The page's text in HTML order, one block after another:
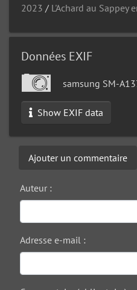
2023 / L'Achard au Sappey
Données EXIF
samsung SM-
Show EXIF data
Ajouter un commentaire
Auteur :
Adresse e-mail :